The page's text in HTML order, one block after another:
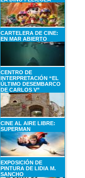
CARTELERA DE CINE:
EN MAR ABIERTO
CENTRO DE
INTERPRETACIÓN “EL
ÚLTIMO DESEMBARCO
DE CARLOS V”
CINE AL AIRE LIBRE:
SUPERMAN
EXPOSICIÓN DE
PINTURA DE LIDIA M.
SANCHO